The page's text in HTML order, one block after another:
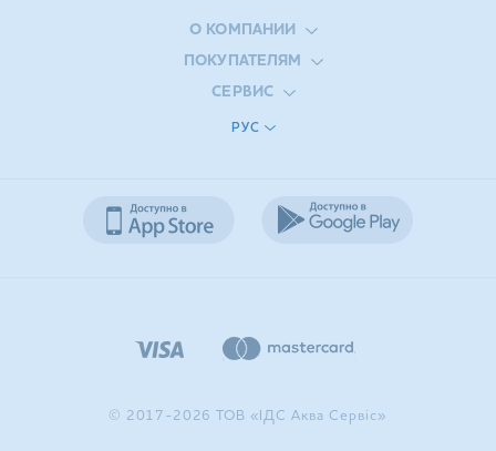
О КОМПАНИИ
ПОКУПАТЕЛЯМ
СЕРВИС
РУС
© 2017-2026 ТОВ «ІДС Аква Сервіс»